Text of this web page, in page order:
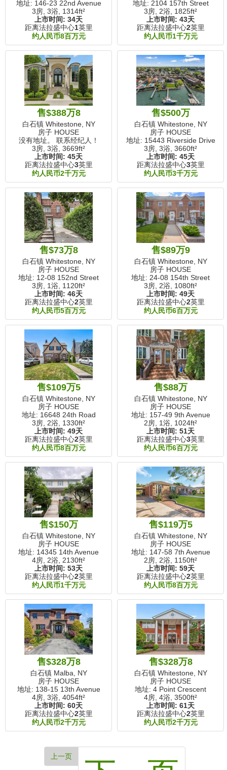
地址: 146-23 22nd Avenue
3房, 3浴, 1314ft²
上市时间: 34天
距离法拉盛中心1英里
约人民币8百万元
地址: 2104 157th Street
3房, 2浴, 1825ft²
上市时间: 43天
距离法拉盛中心2英里
约人民币1千万元
售$388万8
白石镇 Whitestone, NY
房子 HOUSE
没有地址。 联系经纪人！
3房, 3浴, 3669ft²
上市时间: 45天
距离法拉盛中心3英里
约人民币2千万元
售$500万
白石镇 Whitestone, NY
房子 HOUSE
地址: 15443 Riverside Drive
3房, 3浴, 3660ft²
上市时间: 45天
距离法拉盛中心3英里
约人民币3千万元
售$73万8
白石镇 Whitestone, NY
房子 HOUSE
地址: 12-08 152nd Street
3房, 1浴, 1120ft²
上市时间: 46天
距离法拉盛中心2英里
约人民币5百万元
售$89万9
白石镇 Whitestone, NY
房子 HOUSE
地址: 24-08 154th Street
3房, 2浴, 1080ft²
上市时间: 49天
距离法拉盛中心2英里
约人民币6百万元
售$109万5
白石镇 Whitestone, NY
房子 HOUSE
地址: 16648 24th Road
3房, 2浴, 1330ft²
上市时间: 49天
距离法拉盛中心2英里
约人民币8百万元
售$88万
白石镇 Whitestone, NY
房子 HOUSE
地址: 157-49 9th Avenue
2房, 1浴, 1024ft²
上市时间: 51天
距离法拉盛中心3英里
约人民币6百万元
售$150万
白石镇 Whitestone, NY
房子 HOUSE
地址: 14345 14th Avenue
4房, 2浴, 2130ft²
上市时间: 53天
距离法拉盛中心2英里
约人民币1千万元
售$119万5
白石镇 Whitestone, NY
房子 HOUSE
地址: 147-58 7th Avenue
2房, 2浴, 1150ft²
上市时间: 59天
距离法拉盛中心2英里
约人民币8百万元
售$328万8
白石镇 Malba, NY
房子 HOUSE
地址: 138-15 13th Avenue
4房, 3浴, 4054ft²
上市时间: 60天
距离法拉盛中心2英里
约人民币2千万元
售$328万8
白石镇 Whitestone, NY
房子 HOUSE
地址: 4 Point Crescent
4房, 4浴, 3500ft²
上市时间: 61天
距离法拉盛中心2英里
约人民币2千万元
上一页